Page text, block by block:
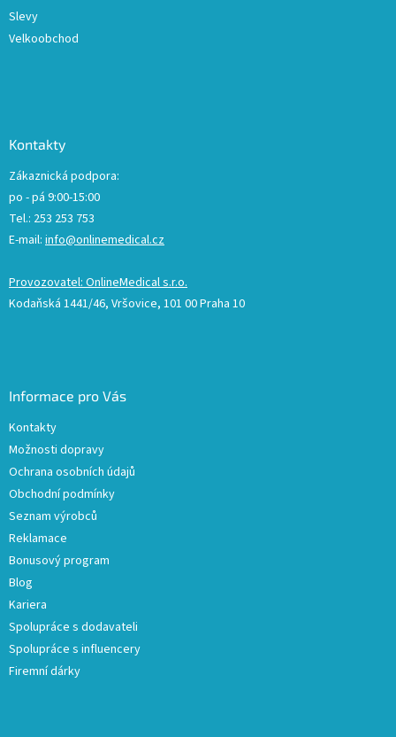
Slevy
Velkoobchod
Kontakty
Zákaznická podpora:
po - pá 9:00-15:00
Tel.: 253 253 753
E-mail: info@onlinemedical.cz
Provozovatel: OnlineMedical s.r.o.
Kodaňská 1441/46, Vršovice, 101 00 Praha 10
Informace pro Vás
Kontakty
Možnosti dopravy
Ochrana osobních údajů
Obchodní podmínky
Seznam výrobců
Reklamace
Bonusový program
Blog
Kariera
Spolupráce s dodavateli
Spolupráce s influencery
Firemní dárky